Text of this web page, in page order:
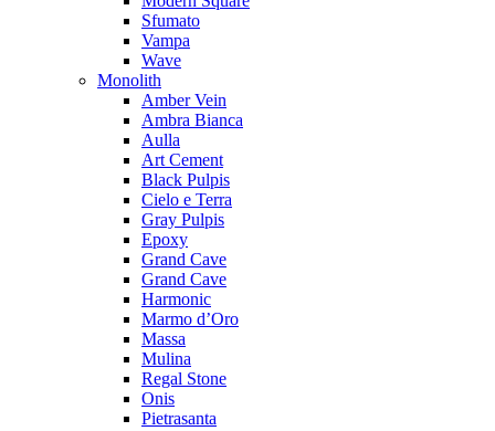
Sfumato
Vampa
Wave
Monolith
Amber Vein
Ambra Bianca
Aulla
Art Cement
Black Pulpis
Cielo e Terra
Gray Pulpis
Epoxy
Grand Cave
Grand Cave
Harmonic
Marmo d’Oro
Massa
Mulina
Regal Stone
Onis
Pietrasanta